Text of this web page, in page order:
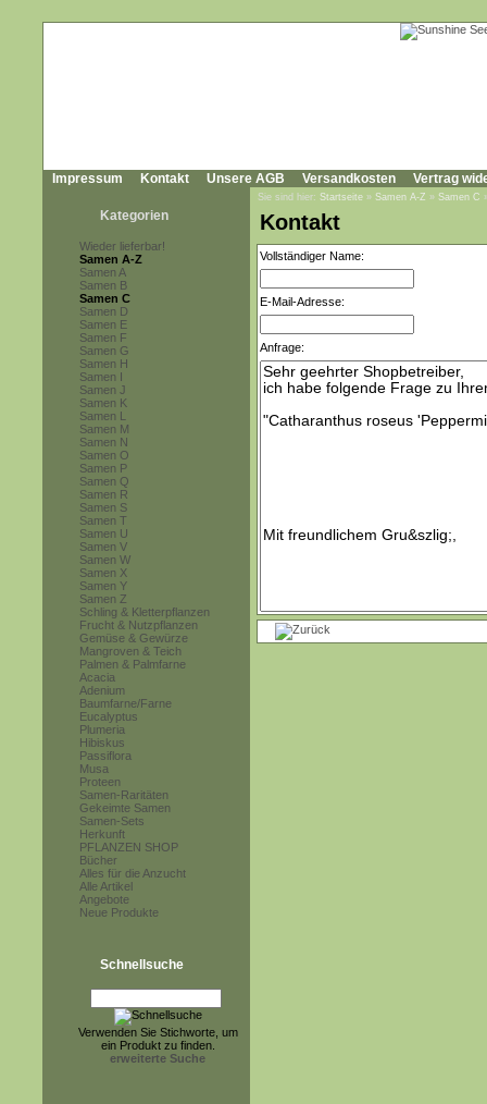
Impressum Kontakt Unsere AGB Versandkosten Vertrag
Kategorien
Wieder lieferbar!
Samen A-Z
Samen A
Samen B
Samen C
Samen D
Samen E
Samen F
Samen G
Samen H
Samen I
Samen J
Samen K
Samen L
Samen M
Samen N
Samen O
Samen P
Samen Q
Samen R
Samen S
Samen T
Samen U
Samen V
Samen W
Samen X
Samen Y
Samen Z
Schling & Kletterpflanzen
Frucht & Nutzpflanzen
Gemüse & Gewürze
Mangroven & Teich
Palmen & Palmfarne
Acacia
Adenium
Baumfarne/Farne
Eucalyptus
Plumeria
Hibiskus
Passiflora
Musa
Proteen
Samen-Raritäten
Gekeimte Samen
Samen-Sets
Herkunft
PFLANZEN SHOP
Bücher
Alles für die Anzucht
Alle Artikel
Angebote
Neue Produkte
Schnellsuche
Verwenden Sie Stichworte, um
ein Produkt zu finden.
erweiterte Suche
Sie sind hier: Startseite » Samen A-Z » Samen C
Kontakt
Vollständiger Name:
E-Mail-Adresse:
Anfrage: